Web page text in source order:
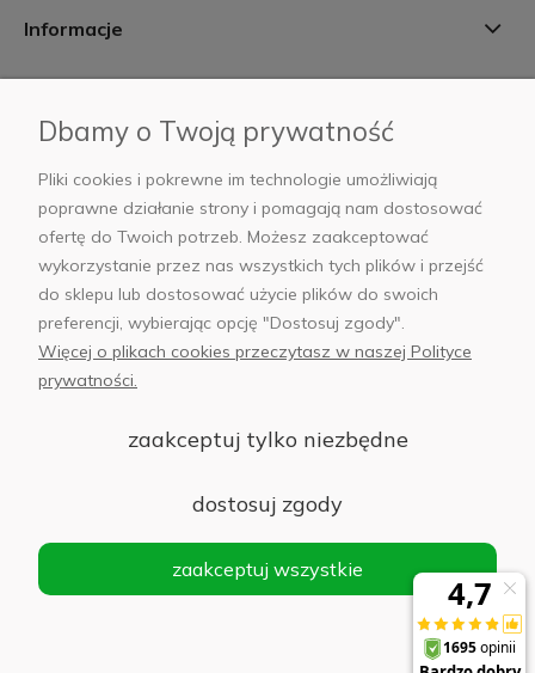
Informacje
AB Foto
sklep@abfoto.pl
+48 797 971 275
© 2025 Wszelkie prawa zastrzeżone. Serwis własnością:
Sp. z o.o.
Siedziba: 02-486 WARSZAWA, Al. Jerozolimskie 176, NIP
1132646403 KRS nr 0000271999
Dbamy o Twoją prywatność
Pliki cookies i pokrewne im technologie umożliwiają
poprawne działanie strony i pomagają nam dostosować
ofertę do Twoich potrzeb. Możesz zaakceptować
wykorzystanie przez nas wszystkich tych plików i przejść
do sklepu lub dostosować użycie plików do swoich
preferencji, wybierając opcję "Dostosuj zgody".
Więcej o plikach cookies przeczytasz w naszej Polityce
prywatności.
zaakceptuj tylko niezbędne
dostosuj zgody
zaakceptuj wszystkie